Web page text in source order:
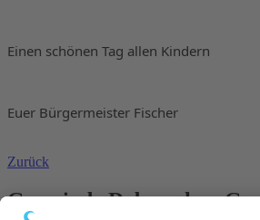
Einen schönen Tag allen Kindern
Euer Bürgermeister Fischer
Zurück
Gemeinde Doberschau